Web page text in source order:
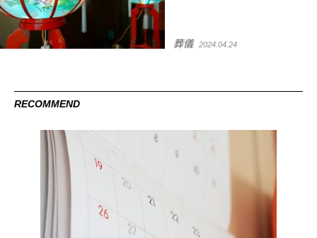
葬儀 2024.04.24
RECOMMEND